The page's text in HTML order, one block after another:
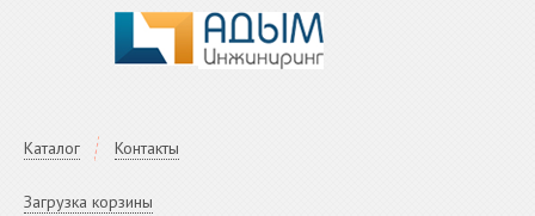
Каталог Контакты
Загрузка корзины